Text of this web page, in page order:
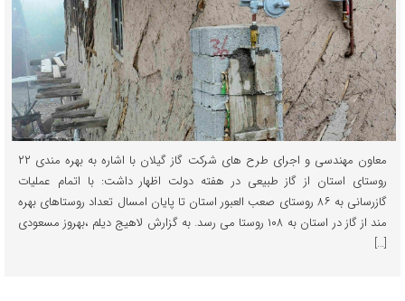
معاون مهندسی و اجرای طرح های شرکت گاز گیلان با اشاره به بهره مندی ۲۲
روستای استان از گاز طبیعی در هفته دولت اظهار داشت: با اتمام عملیات
گازرسانی به ۸۶ روستای صعب العبور استان تا پایان امسال تعداد روستاهای بهره
مند از گاز در استان به ۱۰۸ روستا می رسد. به گزارش لاهیج دیلم ،بهروز مسعودی
[…]